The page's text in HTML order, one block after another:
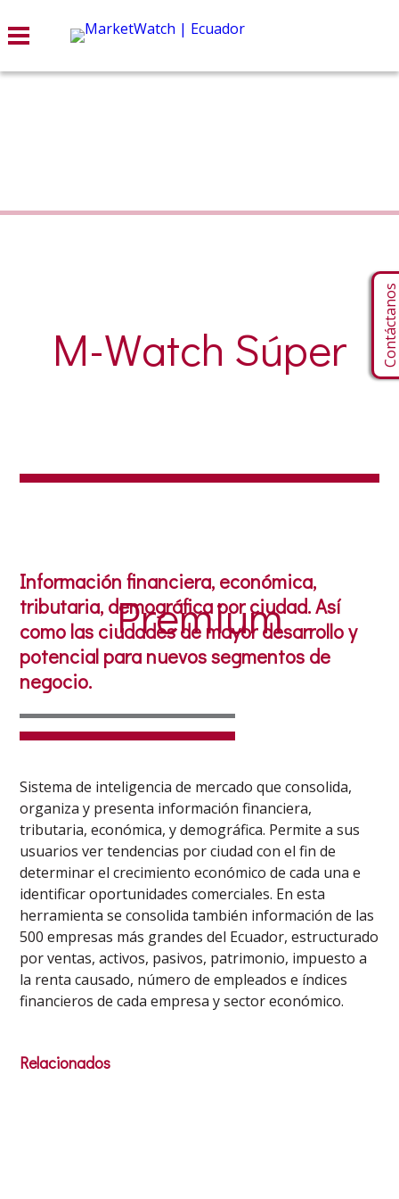
M-Watch Súper
Premium
Información financiera, económica,
tributaria, demográfica por ciudad. Así
como las ciudades de mayor desarrollo y
potencial para nuevos segmentos de
negocio.
Sistema de inteligencia de mercado que consolida,
organiza y presenta información financiera,
tributaria, económica, y demográfica. Permite a sus
usuarios ver tendencias por ciudad con el fin de
determinar el crecimiento económico de cada una e
identificar oportunidades comerciales. En esta
herramienta se consolida también información de las
500 empresas más grandes del Ecuador, estructurado
por ventas, activos, pasivos, patrimonio, impuesto a
la renta causado, número de empleados e índices
financieros de cada empresa y sector económico.
Relacionados
Contáctanos